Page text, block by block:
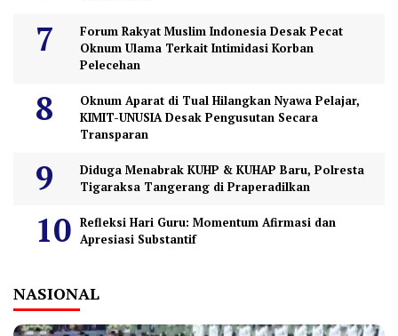
Forum Rakyat Muslim Indonesia Desak Pecat
Oknum Ulama Terkait Intimidasi Korban
Pelecehan
Oknum Aparat di Tual Hilangkan Nyawa Pelajar,
KIMIT-UNUSIA Desak Pengusutan Secara
Transparan
Diduga Menabrak KUHP & KUHAP Baru, Polresta
Tigaraksa Tangerang di Praperadilkan
Refleksi Hari Guru: Momentum Afirmasi dan
Apresiasi Substantif
NASIONAL